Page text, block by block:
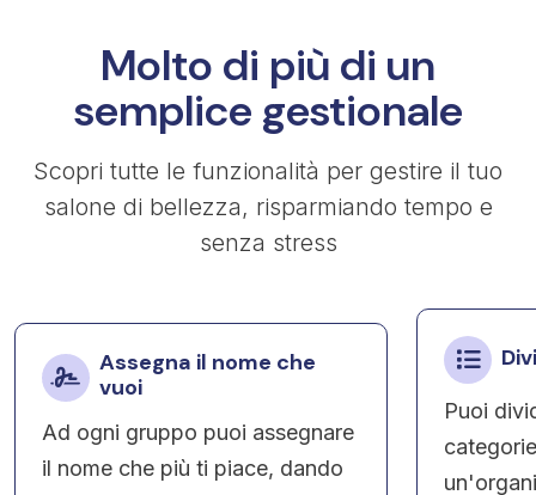
Molto di più di un
semplice gestionale
Scopri tutte le funzionalità per gestire il tuo
salone di bellezza, risparmiando tempo e
senza stress
Assegna il nome che
vuoi
Ad ogni gruppo puoi assegnare
il nome che più ti piace, dando
Puoi